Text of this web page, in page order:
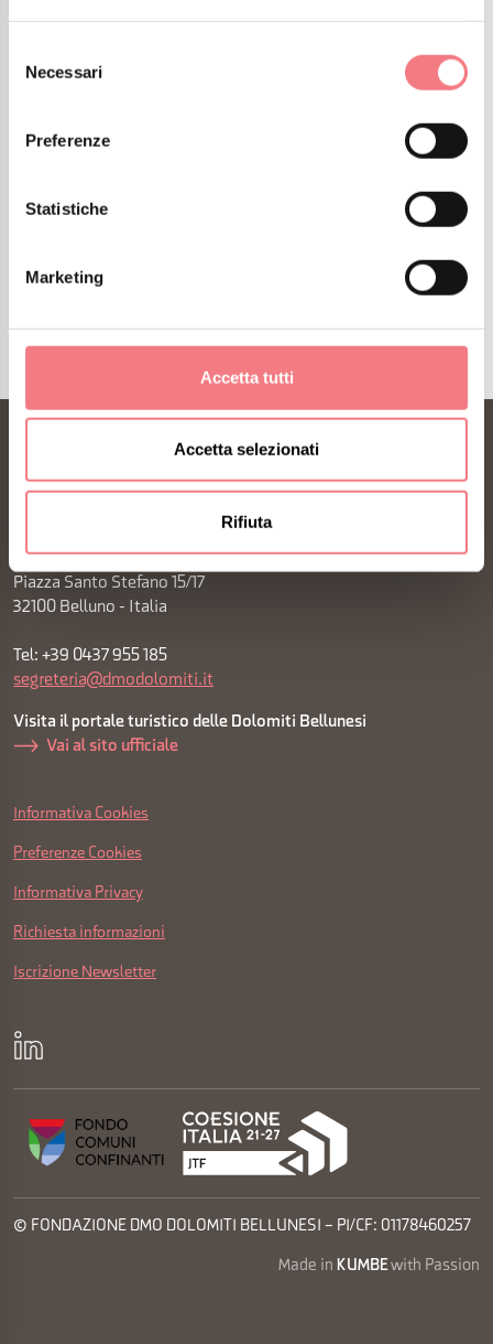
delNecessari
Preferenze
Statistiche
Marketing
Accetta tutti
Accetta selezionati
Rifiuta
FONDAZIONE DMO DOLOMITI BELLUNESI
Piazza Santo Stefano 15/17
32100 Belluno - Italia
Tel: +39 0437 955 185
segreteria@dmodolomiti.it
Visita il portale turistico delle Dolomiti Bellunesi
Vai al sito ufficiale
Informativa Cookies
Preferenze Cookies
Informativa Privacy
Richiesta informazioni
Iscrizione Newsletter
© FONDAZIONE DMO DOLOMITI BELLUNESI – PI/CF: 01178460257
Made in KUMBEwith Passion